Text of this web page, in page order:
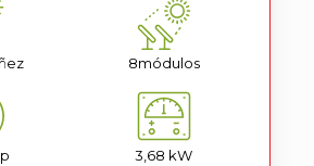
8módulos
3,68 kW